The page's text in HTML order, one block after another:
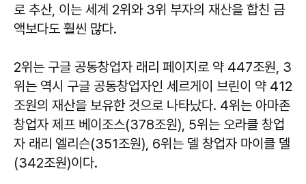
로 추산, 이는 세계 2위와 3위 부자의 재산을 합친 금
액보다도 훨씬 많다.
2위는 구글 공동창업자 래리 페이지로 약 447조원, 3
위는 역시 구글 공동창업자인 세르게이 브린이 약 412
조원의 재산을 보유한 것으로 나타났다. 4위는 아마존
창업자 제프 베이조스(378조원), 5위는 오라클 창업
자 래리 엘리슨(351조원), 6위는 델 창업자 마이클 델
(342조원)이다.